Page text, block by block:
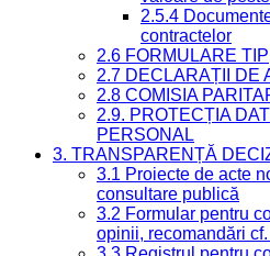
2.5.4
contractelor
2.6 FORMULARE TIP
2.7 DECLARAȚII DE
2.8 COMISIA
2.9. PROTECȚIA
PERSONAL
3. TRANSPARENȚĂ
3.1 Proiecte de acte
consultare publică
3.2 Formular pentru
opinii, recomandări